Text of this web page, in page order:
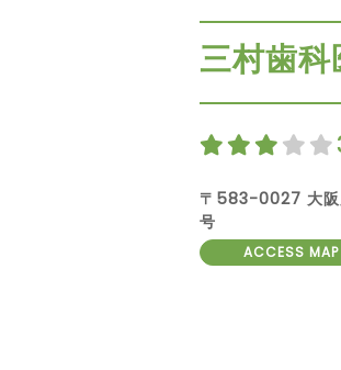
三村歯科
〒583-0027 大阪
号
ACCESS MAP